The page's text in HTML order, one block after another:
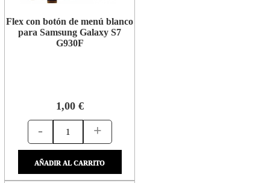
Flex con botón de menú blanco
para Samsung Galaxy S7
G930F
1,00 €
- +
AÑADIR AL CARRITO